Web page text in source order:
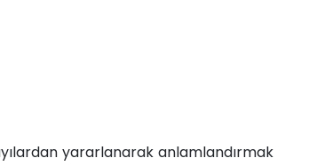
yararlanarak anlamlandırmak